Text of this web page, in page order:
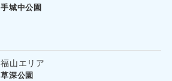
手城中公園
福山エリア
草深公園